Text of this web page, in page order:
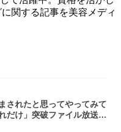
関する記事を美容メディ
されたと思ってやってみて
だけ」突破ファイル放送で